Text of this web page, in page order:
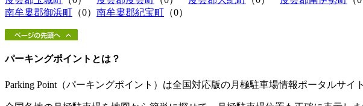
南牟婁郡御浜町 （0） 南牟婁郡紀宝町 （0）
パーキングポイントとは？
Parking Point（パーキングポイント）は全国対応版の月極駐車場情報ポータルサイ